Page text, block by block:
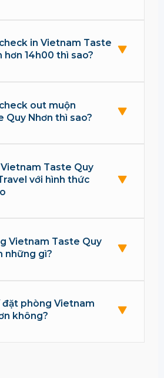
in Vietnam Taste
hơn 14h00 thì sao?
out muộn
Quy Nhơn thì sao?
Taste Quy
với hình thức
Vietnam Taste Quy
những gì?
đặt phòng Vietnam
không?